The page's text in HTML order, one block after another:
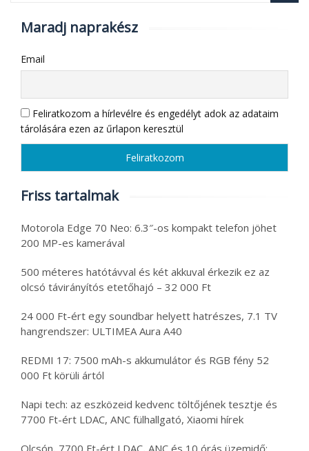
Maradj naprakész
Email
Feliratkozom a hírlevélre és engedélyt adok az adataim
tárolására ezen az űrlapon keresztül
Friss tartalmak
Motorola Edge 70 Neo: 6.3″-os kompakt telefon jöhet
200 MP-es kamerával
500 méteres hatótávval és két akkuval érkezik ez az
olcsó távirányítós etetőhajó – 32 000 Ft
24 000 Ft-ért egy soundbar helyett hatrészes, 7.1 TV
hangrendszer: ULTIMEA Aura A40
REDMI 17: 7500 mAh-s akkumulátor és RGB fény 52
000 Ft körüli ártól
Napi tech: az eszközeid kedvenc töltőjének tesztje és
7700 Ft-ért LDAC, ANC fülhallgató, Xiaomi hírek
Olcsón, 7700 Ft-ért LDAC, ANC és 10 órás üzemidő: